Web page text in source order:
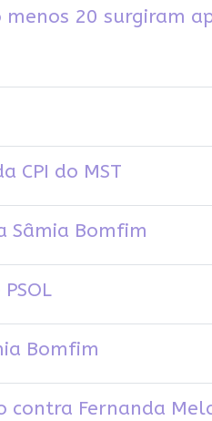
20 surgiram
CPI do MST
Sâmia Bomfim
Bomfim
contra Fernanda